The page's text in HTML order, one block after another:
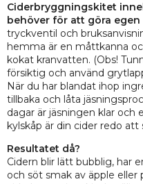
Ciderbryggningskitet
behöver för att göra egen
tryckventil och
hemma är en måttkanna
kokat kranvatten. (Obs!
försiktig och använd
När du har blandat ihop
tillbaka och låta
dagar är jäsningen klar
kylskåp är din cider redo att
Resultatet då?
Cidern blir lätt bubblig, har
och söt smak av äpple eller